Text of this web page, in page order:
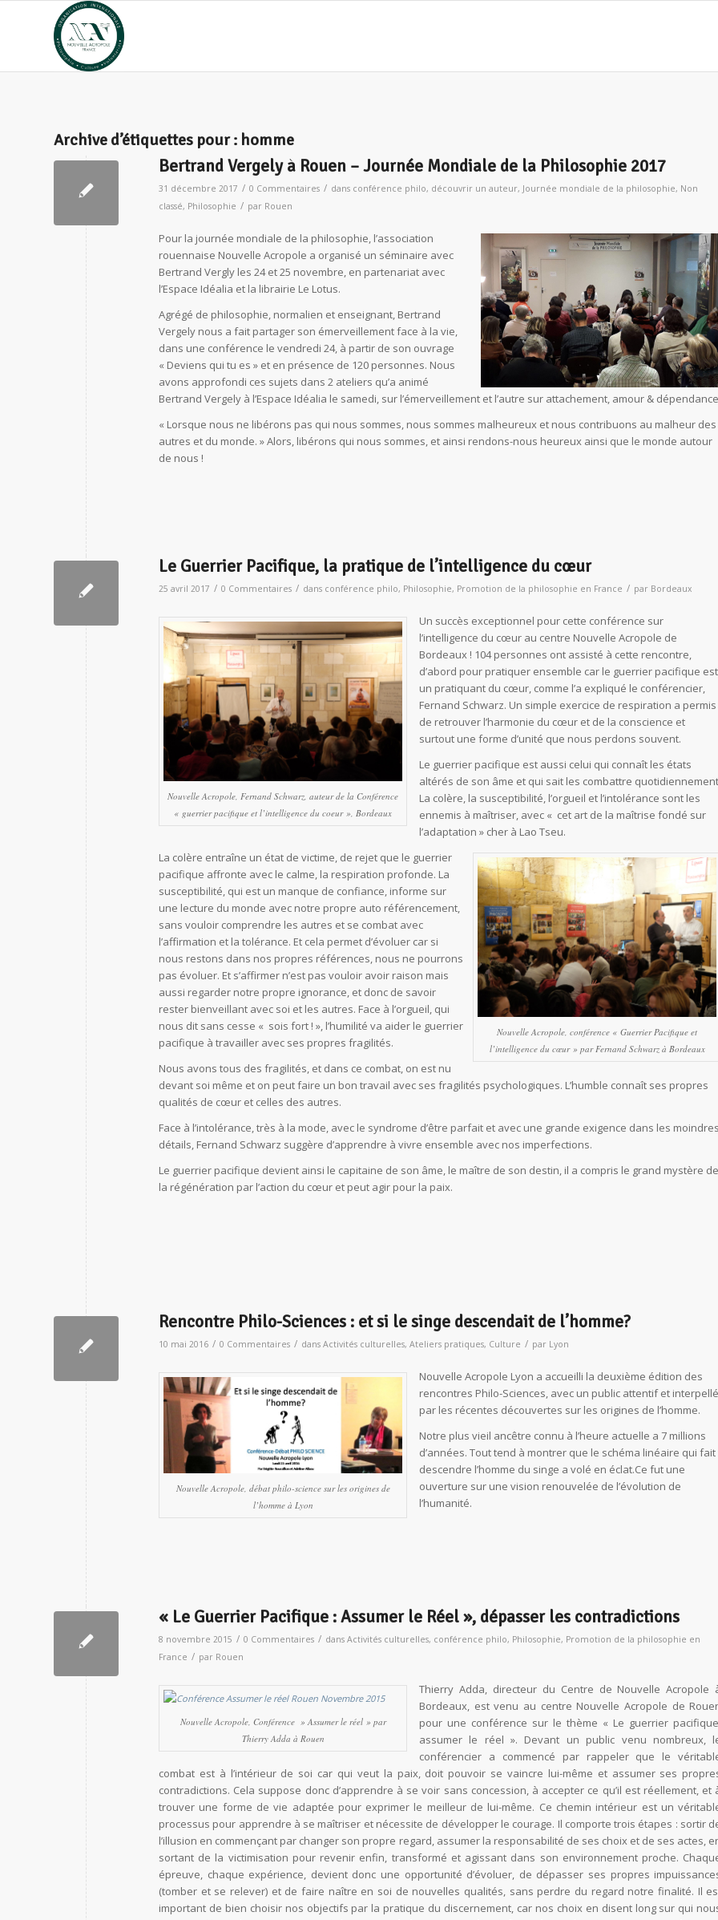
Archive d’étiquettes pour : homme
Bertrand Vergely à Rouen – Journée Mondiale de la Philosophie 2017
31 décembre 2017 / 0 Commentaires / dans conférence philo, découvrir un auteur, Journée mondiale de la philosophie, Non
classé, Philosophie / par Rouen
Pour la journée mondiale de la philosophie, l’association
rouennaise Nouvelle Acropole a organisé un séminaire avec
Bertrand Vergly les 24 et 25 novembre, en partenariat avec
l’Espace Idéalia et la librairie Le Lotus.
Agrégé de philosophie, normalien et enseignant, Bertrand
Vergely nous a fait partager son émerveillement face à la vie,
dans une conférence le vendredi 24, à partir de son ouvrage
« Deviens qui tu es » et en présence de 120 personnes. Nous
avons approfondi ces sujets dans 2 ateliers qu’a animé
Bertrand Vergely à l’Espace Idéalia le samedi, sur l’émerveillement et l’autre sur attachement, amour &
« Lorsque nous ne libérons pas qui nous sommes, nous sommes malheureux et nous contribuons au malheur des
autres et du monde. » Alors, libérons qui nous sommes, et ainsi rendons-nous heureux ainsi que le monde autour
de nous !
Le Guerrier Pacifique, la pratique de l’intelligence du cœur
25 avril 2017 / 0 Commentaires / dans conférence philo, Philosophie, Promotion de la philosophie en France / par Bordeaux
Nouvelle Acropole, Fernand Schwarz, auteur de la Conférence
« guerrier pacifique et l’intelligence du coeur », Bordeaux
Un succès exceptionnel pour cette conférence sur
l’intelligence du cœur au centre Nouvelle Acropole de
Bordeaux ! 104 personnes ont assisté à cette rencontre,
d’abord pour pratiquer ensemble car le guerrier pacifique est
un pratiquant du cœur, comme l’a expliqué le conférencier,
Fernand Schwarz. Un simple exercice de respiration a permis
de retrouver l’harmonie du cœur et de la conscience et
surtout une forme d’unité que nous perdons souvent.
Le guerrier pacifique est aussi celui qui connaît les états
altérés de son âme et qui sait les combattre
La colère, la susceptibilité, l’orgueil et l’intolérance sont les
ennemis à maîtriser, avec « cet art de la maîtrise fondé sur
l’adaptation » cher à Lao Tseu.
Nouvelle Acropole, conférence « Guerrier Pacifique et
l’intelligence du cœur » par Fernand Schwarz à Bordeaux
La colère entraîne un état de victime, de rejet que le guerrier
pacifique affronte avec le calme, la respiration profonde. La
susceptibilité, qui est un manque de confiance, informe sur
une lecture du monde avec notre propre auto référencement,
sans vouloir comprendre les autres et se combat avec
l’affirmation et la tolérance. Et cela permet d’évoluer car si
nous restons dans nos propres références, nous ne pourrons
pas évoluer. Et s’affirmer n’est pas vouloir avoir raison mais
aussi regarder notre propre ignorance, et donc de savoir
rester bienveillant avec soi et les autres. Face à l’orgueil, qui
nous dit sans cesse « sois fort ! », l’humilité va aider le guerrier
pacifique à travailler avec ses propres fragilités.
Nous avons tous des fragilités, et dans ce combat, on est nu
devant soi même et on peut faire un bon travail avec ses fragilités psychologiques. L’humble connaît ses propres
qualités de cœur et celles des autres.
Face à l’intolérance, très à la mode, avec le syndrome d’être parfait et avec une grande exigence dans les moindres
détails, Fernand Schwarz suggère d’apprendre à vivre ensemble avec nos imperfections.
Le guerrier pacifique devient ainsi le capitaine de son âme, le maître de son destin, il a compris le grand mystère de
la régénération par l’action du cœur et peut agir pour la paix.
Rencontre Philo-Sciences : et si le singe descendait de l’homme?
10 mai 2016 / 0 Commentaires / dans Activités culturelles, Ateliers pratiques, Culture / par Lyon
Nouvelle Acropole, débat philo-science sur les origines de
l’homme à Lyon
Nouvelle Acropole Lyon a accueilli la deuxième édition des
rencontres Philo-Sciences, avec un public attentif et interpellé
par les récentes découvertes sur les origines de l’homme.
Notre plus vieil ancêtre connu à l’heure actuelle a 7 millions
d’années. Tout tend à montrer que le schéma linéaire qui fait
descendre l’homme du singe a volé en éclat.Ce fut une
ouverture sur une vision renouvelée de l’évolution de
l’humanité.
« Le Guerrier Pacifique : Assumer le Réel », dépasser les contradictions
8 novembre 2015 / 0 Commentaires / dans Activités culturelles, conférence philo, Philosophie, Promotion de la philosophie en
France / par Rouen
Nouvelle Acropole, Conférence » Assumer le réel » par
Thierry Adda à Rouen
Thierry Adda, directeur du Centre de Nouvelle Acropole
Bordeaux, est venu au centre Nouvelle Acropole de
pour une conférence sur le thème « Le guerrier
assumer le réel ». Devant un public venu nombreux,
conférencier a commencé par rappeler que le
combat est à l’intérieur de soi car qui veut la paix, doit pouvoir se vaincre lui-même et assumer ses
contradictions. Cela suppose donc d’apprendre à se voir sans concession, à accepter ce qu’il est réellement, et
trouver une forme de vie adaptée pour exprimer le meilleur de lui-même. Ce chemin intérieur est un
processus pour apprendre à se maîtriser et nécessite de développer le courage. Il comporte trois étapes : sortir
l’illusion en commençant par changer son propre regard, assumer la responsabilité de ses choix et de ses actes,
sortant de la victimisation pour revenir enfin, transformé et agissant dans son environnement proche.
épreuve, chaque expérience, devient donc une opportunité d’évoluer, de dépasser ses propres
(tomber et se relever) et de faire naître en soi de nouvelles qualités, sans perdre du regard notre finalité. Il
important de bien choisir nos objectifs par la pratique du discernement, car nos choix en disent long sur qui